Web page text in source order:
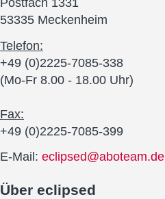
Postfach 1331
53335 Meckenheim
Telefon:
+49 (0)2225-7085-338
(Mo-Fr 8.00 - 18.00 Uhr)
Fax:
+49 (0)2225-7085-399
E-Mail: eclipsed@aboteam.de
Über eclipsed